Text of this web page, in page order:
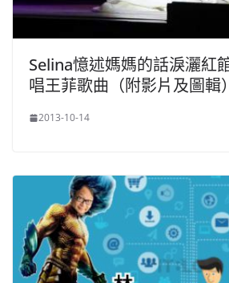
Selina憶述媽媽的話淚灑紅
唱王菲歌曲（附影片及圖輯）
2013-10-14